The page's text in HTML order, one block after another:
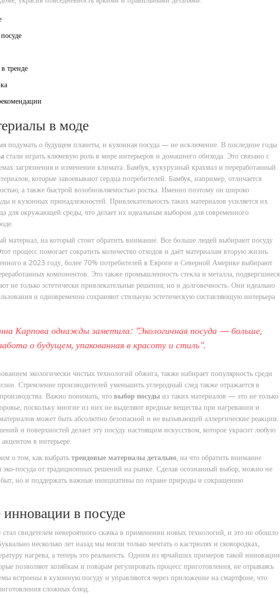
тренде
в моде
подумать о будущем планеты, и кухонная посуда — не исключение. В последние годы
стали играть ключевую роль в мире интерьеров и домашнего обихода. Это связано с
загрязнения и изменении климата. Бамбук, кукурузный крахмал и переработанный
которые завоевывают сердца потребителей. Бамбук, например, отличается
а также быстрой возобновляемостью ростка. Именно поэтому он широко
и кухонных принадлежностей. Привлекательность таких материалов усиляется их
для окружающей среды, что делает их идеальным выбором для современного
материал, на который стоит обратить внимание. Все больше людей выбирают посуду
процесс помогает сократить количество отходов и даёт материалам вторую жизнь.
в 2023 году, более 70% потребителей в Европе и Северной Америке выбирают
компонентов. Это также промышленность стекла и металла, подвергшиеся
не только эстетически привлекательные решения, но и долговечность. Они идеально
и одновременно сохраняют стильную эстетическую составляющую интерьера
Карпова однажды заметила: "Экологичная посуда — больше,
о будущем, упакованная в красоту и стиль".
экологически чистых технологий обжига, также набирает популярность среди
Стремление производителей уменьшить углеродный след также отражается в
Важно понимать, что выбор посуды из таких материалов — это не только
поскольку многие из них не выделяют вредные вещества при нагревании и
может быть абсолютно безопасной и не вызывающей аллергические реакции.
и поверхностей делает эту посуду настоящим искусством, которое украсит любую
в интерьере.
о том, как выбрать трендовые материалы детально, на что обратить внимание
эко-посуда от традиционных решений на рынке. Сделав осознанный выбор, можно не
но и поддержать важные инициативы по охране природы и сокращению
в посуде
свидетелем невероятного скачка в применении новых технологий, и это не обошло
несколько лет назад мы могли только мечтать о кастрюлях и сковородках,
нагрева, а теперь это реальность. Одним из ярчайших примеров такой инновации
позволяют хозяйкам и поварам регулировать процесс приготовления, не отрываясь
встроены в кухонную посуду и управляются через приложение на смартфоне, что
сложных блюд.